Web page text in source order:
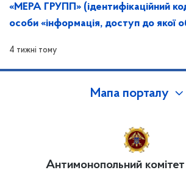
«МЕРА ГРУПП» (ідентифікаційний
особи «інформація, доступ до якої
4 тижні тому
Мапа порталу
Антимонопольний комітет